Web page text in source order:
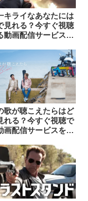
キライなあなたには
見れる？今すぐ視聴
動画配信サービスを
歌が聴こえたらはど
れる？今すぐ視聴で
画配信サービスを紹